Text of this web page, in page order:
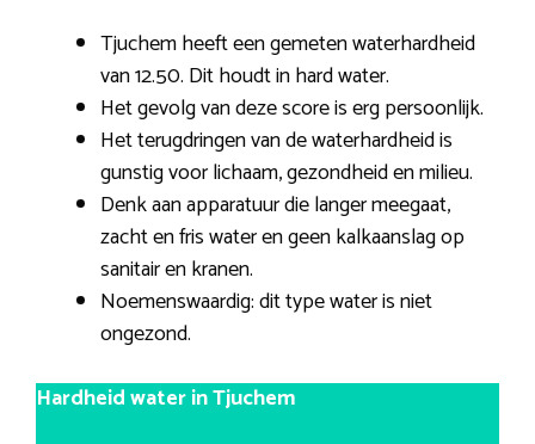
Tjuchem heeft een gemeten waterhardheid
van 12.50. Dit houdt in hard water.
Het gevolg van deze score is erg persoonlijk.
Het terugdringen van de waterhardheid is
gunstig voor lichaam, gezondheid en milieu.
Denk aan apparatuur die langer meegaat,
zacht en fris water en geen kalkaanslag op
sanitair en kranen.
Noemenswaardig: dit type water is niet
ongezond.
Hardheid water in Tjuchem